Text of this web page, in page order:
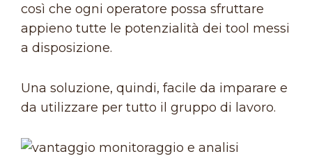
così che ogni operatore possa sfruttare
appieno tutte le potenzialità dei tool messi
a disposizione.
Una soluzione, quindi, facile da imparare e
da utilizzare per tutto il gruppo di lavoro.